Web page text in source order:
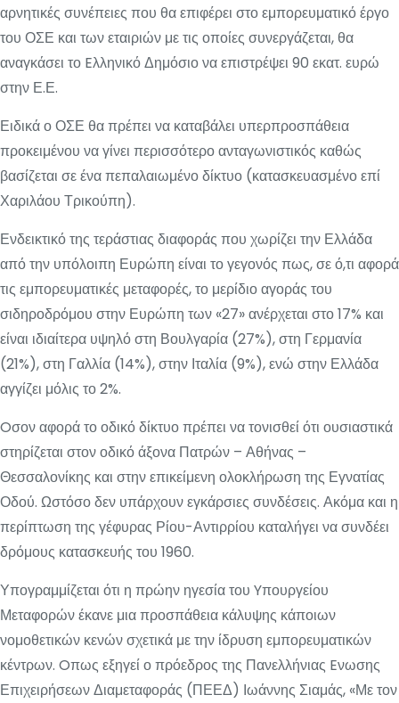
αρνητικές συνέπειες που θα επιφέρει στο εμπορευματικό έργο
του ΟΣΕ και των εταιριών με τις οποίες συνεργάζεται, θα
αναγκάσει το Eλληνικό Δημόσιο να επιστρέψει 90 εκατ. ευρώ
στην Ε.Ε.
Ειδικά ο ΟΣΕ θα πρέπει να καταβάλει υπερπροσπάθεια
προκειμένου να γίνει περισσότερο ανταγωνιστικός καθώς
βασίζεται σε ένα πεπαλαιωμένο δίκτυο (κατασκευασμένο επί
Χαριλάου Τρικούπη).
Ενδεικτικό της τεράστιας διαφοράς που χωρίζει την Ελλάδα
από την υπόλοιπη Ευρώπη είναι το γεγονός πως, σε ό,τι αφορά
τις εμπορευματικές μεταφορές, το μερίδιο αγοράς του
σιδηροδρόμου στην Ευρώπη των «27» ανέρχεται στο 17% και
είναι ιδιαίτερα υψηλό στη Βουλγαρία (27%), στη Γερμανία
(21%), στη Γαλλία (14%), στην Ιταλία (9%), ενώ στην Ελλάδα
αγγίζει μόλις το 2%.
Oσον αφορά το οδικό δίκτυο πρέπει να τονισθεί ότι ουσιαστικά
στηρίζεται στον οδικό άξονα Πατρών – Αθήνας –
Θεσσαλονίκης και στην επικείμενη ολοκλήρωση της Εγνατίας
Οδού. Ωστόσο δεν υπάρχουν εγκάρσιες συνδέσεις. Ακόμα και η
περίπτωση της γέφυρας Ρίου-Αντιρρίου καταλήγει να συνδέει
δρόμους κατασκευής του 1960.
Υπογραμμίζεται ότι η πρώην ηγεσία του Yπουργείου
Μεταφορών έκανε μια προσπάθεια κάλυψης κάποιων
νομοθετικών κενών σχετικά με την ίδρυση εμπορευματικών
κέντρων. Oπως εξηγεί ο πρόεδρος της Πανελλήνιας Eνωσης
Επιχειρήσεων Διαμεταφοράς (ΠΕΕΔ) Ιωάννης Σιαμάς, «Με τον